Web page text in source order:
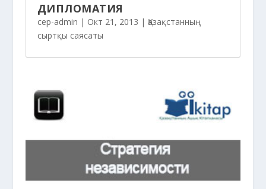
ДИПЛОМАТИЯ
cep-admin | Окт 21, 2013 | Қазақстанның
сыртқы саясаты